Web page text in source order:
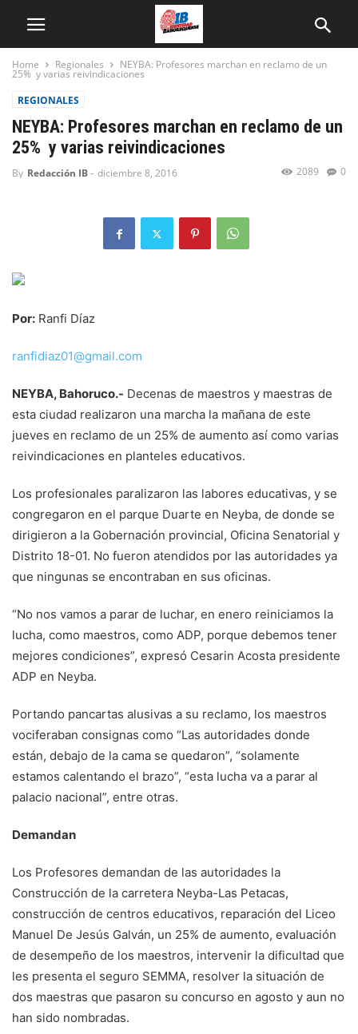
Home Regionales NEYBA: Profesores marchan en reclamo de un
25% y varias reivindicaciones
REGIONALES
NEYBA: Profesores marchan en reclamo de un
25% y varias reivindicaciones
By Redacción IB- diciembre 8, 2016 0
2089
Por: Ranfi Díaz
ranfidiaz01@gmail.com
NEYBA, Bahoruco.- Decenas de maestros y maestras de
esta ciudad realizaron una marcha la mañana de este
jueves en reclamo de un 25% de aumento así como varias
reivindicaciones en planteles educativos.
Los profesionales paralizaron las labores educativas, y se
congregaron en el parque Duarte en Neyba, de donde se
dirigieron a la Gobernación provincial, Oficina Senatorial y
Distrito 18-01. No fueron atendidos por las autoridades ya
que ningunas se encontraban en sus oficinas.
“No nos vamos a parar de luchar, en enero reiniciamos la
lucha, como maestros, como ADP, porque debemos tener
mejores condiciones”, expresó Cesarin Acosta presidente
ADP en Neyba.
Portando pancartas alusivas a su reclamo, los maestros
vociferaban consignas como “Las autoridades donde
están, debajo de la cama se quedaron”, “solamente
estamos calentando el brazo”, “esta lucha va a parar al
palacio nacional”, entre otras.
Demandan
Los Profesores demandan de las autoridades la
Construcción de la carretera Neyba-Las Petacas,
construcción de centros educativos, reparación del Liceo
Manuel De Jesús Galván, un 25% de aumento, evaluación
de desempeño de los maestros, intervenir la dificultad que
les presenta el seguro SEMMA, resolver la situación de
dos maestras que pasaron su concurso en agosto y aun no
han sido nombradas.